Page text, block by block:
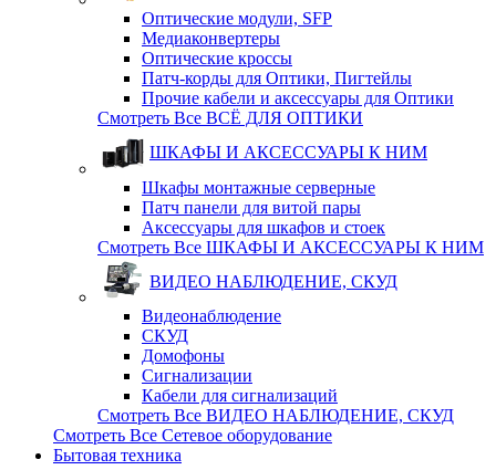
Оптические модули, SFP
Медиаконвертеры
Оптические кросcы
Патч-корды для Оптики, Пигтейлы
Прочие кабели и аксессуары для Оптики
Смотреть Все ВСЁ ДЛЯ ОПТИКИ
ШКАФЫ И АКСЕССУАРЫ К НИМ
Шкафы монтажные серверные
Патч панели для витой пары
Аксессуары для шкафов и стоек
Смотреть Все ШКАФЫ И АКСЕССУАРЫ К НИМ
ВИДЕО НАБЛЮДЕНИЕ, СКУД
Видеонаблюдение
СКУД
Домофоны
Сигнализации
Кабели для сигнализаций
Смотреть Все ВИДЕО НАБЛЮДЕНИЕ, СКУД
Смотреть Все Сетевое оборудование
Бытовая техника